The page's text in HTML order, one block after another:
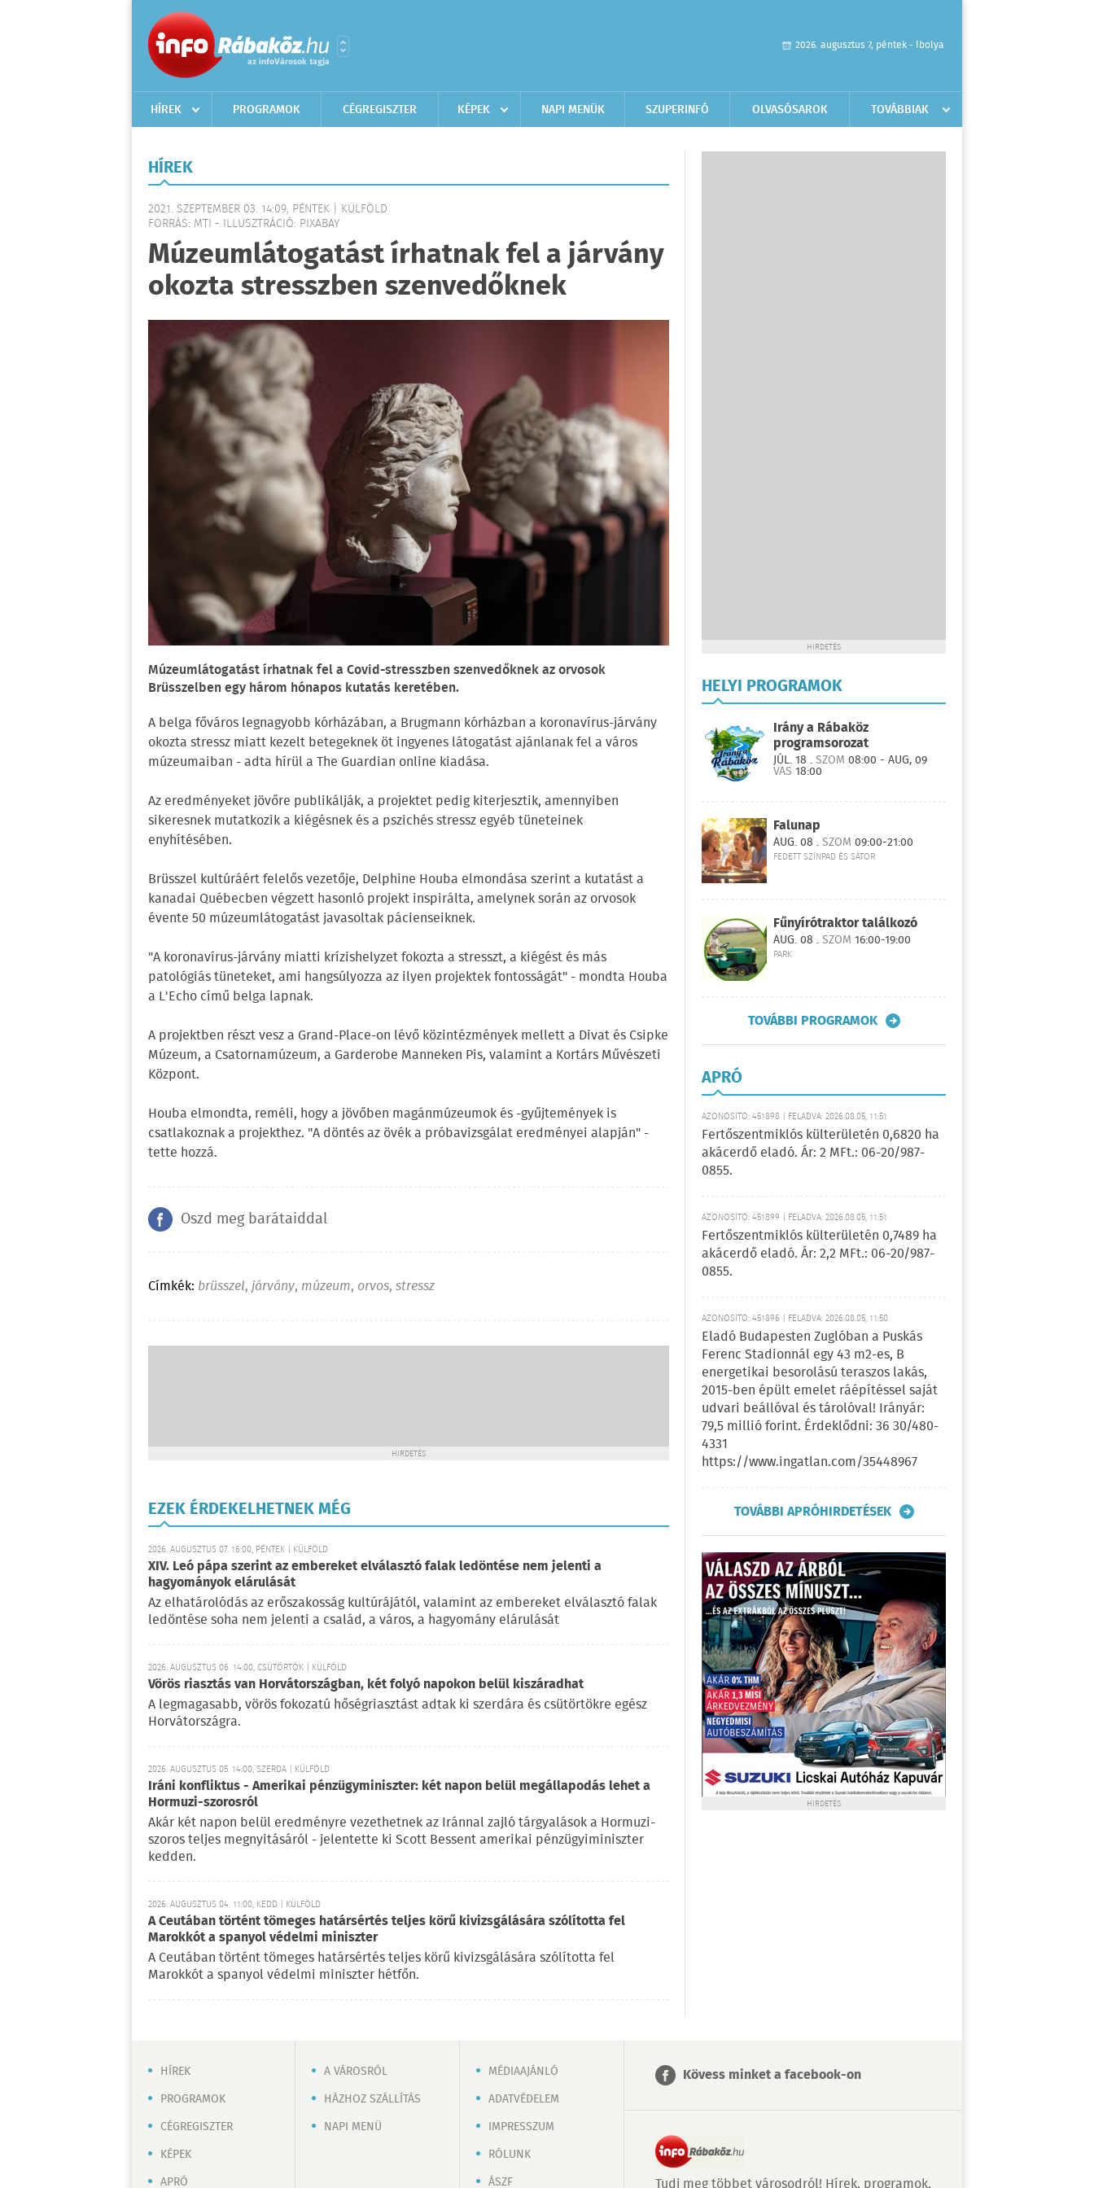
2026. augusztus 7, péntek - Ibolya
HÍREK PROGRAMOK CÉGREGISZTER KÉPEK NAPI MENÜK SZUPERINFÓ OLVASÓSAROK TOVÁBBIAK
HÍREK
2021. SZEPTEMBER 03. 14:09, PÉNTEK | KÜLFÖLD
FORRÁS: MTI - ILLUSZTRÁCIÓ: PIXABAY
Múzeumlátogatást írhatnak fel a járvány
okozta stresszben szenvedőknek
Múzeumlátogatást írhatnak fel a Covid-stresszben szenvedőknek az orvosok
Brüsszelben egy három hónapos kutatás keretében.
A belga főváros legnagyobb kórházában, a Brugmann kórházban a koronavírus-járvány
okozta stressz miatt kezelt betegeknek öt ingyenes látogatást ajánlanak fel a város
múzeumaiban - adta hírül a The Guardian online kiadása.
Az eredményeket jövőre publikálják, a projektet pedig kiterjesztik, amennyiben
sikeresnek mutatkozik a kiégésnek és a pszichés stressz egyéb tüneteinek
enyhítésében.
Brüsszel kultúráért felelős vezetője, Delphine Houba elmondása szerint a kutatást a
kanadai Québecben végzett hasonló projekt inspirálta, amelynek során az orvosok
évente 50 múzeumlátogatást javasoltak pácienseiknek.
"A koronavírus-járvány miatti krízishelyzet fokozta a stresszt, a kiégést és más
patológiás tüneteket, ami hangsúlyozza az ilyen projektek fontosságát" - mondta Houba
a L'Echo című belga lapnak.
A projektben részt vesz a Grand-Place-on lévő közintézmények mellett a Divat és Csipke
Múzeum, a Csatornamúzeum, a Garderobe Manneken Pis, valamint a Kortárs Művészeti
Központ.
Houba elmondta, reméli, hogy a jövőben magánmúzeumok és -gyűjtemények is
csatlakoznak a projekthez. "A döntés az övék a próbavizsgálat eredményei alapján" -
tette hozzá.
Oszd meg barátaiddal
Címkék: brüsszel,járvány, múzeum, orvos, stressz
HIRDETÉS
EZEK ÉRDEKELHETNEK MÉG
2026. AUGUSZTUS 07. 16:00, PÉNTEK | KÜLFÖLD
XIV. Leó pápa szerint az embereket elválasztó falak ledöntése nem jelenti a
hagyományok elárulását
Az elhatárolódás az erőszakosság kultúrájától, valamint az embereket elválasztó falak
ledöntése soha nem jelenti a család, a város, a hagyomány elárulását
2026. AUGUSZTUS 06. 14:00, CSÜTÖRTÖK | KÜLFÖLD
Vörös riasztás van Horvátországban, két folyó napokon belül kiszáradhat
A legmagasabb, vörös fokozatú hőségriasztást adtak ki szerdára és csütörtökre egész
Horvátországra.
2026. AUGUSZTUS 05. 14:00, SZERDA | KÜLFÖLD
Iráni konfliktus - Amerikai pénzügyminiszter: két napon belül megállapodás lehet a
Hormuzi-szorosról
Akár két napon belül eredményre vezethetnek az Iránnal zajló tárgyalások a Hormuzi-
szoros teljes megnyitásáról - jelentette ki Scott Bessent amerikai pénzügyiminiszter
kedden.
2026. AUGUSZTUS 04. 11:00, KEDD | KÜLFÖLD
A Ceutában történt tömeges határsértés teljes körű kivizsgálására szólította fel
Marokkót a spanyol védelmi miniszter
A Ceutában történt tömeges határsértés teljes körű kivizsgálására szólította fel
Marokkót a spanyol védelmi miniszter hétfőn.
HIRDETÉS
HELYI PROGRAMOK
Irány a Rábaköz
programsorozat
JÚL. 18 .SZOM 08:00 - AUG, 09
VAS 18:00
Falunap
AUG. 08 .SZOM 09:00-21:00
FEDETT SZÍNPAD ÉS SÁTOR
Fűnyírótraktor találkozó
AUG. 08 .SZOM 16:00-19:00
PARK
TOVÁBBI PROGRAMOK
APRÓ
AZONOSÍTÓ: 451898 | FELADVA: 2026.08.05, 11:51
Fertőszentmiklós külterületén 0,6820 ha
akácerdő eladó. Ár: 2 MFt.: 06-20/987-
0855.
AZONOSÍTÓ: 451899 | FELADVA: 2026.08.05, 11:51
Fertőszentmiklós külterületén 0,7489 ha
akácerdő eladó. Ár: 2,2 MFt.: 06-20/987-
0855.
AZONOSÍTÓ: 451896 | FELADVA: 2026.08.05, 11:50
Eladó Budapesten Zuglóban a Puskás
Ferenc Stadionnál egy 43 m2-es, B
energetikai besorolású teraszos lakás,
2015-ben épült emelet ráépítéssel saját
udvari beállóval és tárolóval! Irányár:
79,5 millió forint. Érdeklődni: 36 30/480-
4331
https://www.ingatlan.com/35448967
TOVÁBBI APRÓHIRDETÉSEK
HIRDETÉS
HÍREK
PROGRAMOK
CÉGREGISZTER
KÉPEK
APRÓ
A VÁROSRÓL
HÁZHOZ SZÁLLÍTÁS
NAPI MENÜ
MÉDIAAJÁNLÓ
ADATVÉDELEM
IMPRESSZUM
RÓLUNK
ÁSZF
Kövess minket a facebook-on